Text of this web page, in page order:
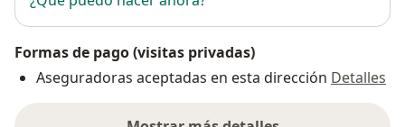
Formas de pago (visitas privadas)
Aseguradoras aceptadas en esta dirección Detalles